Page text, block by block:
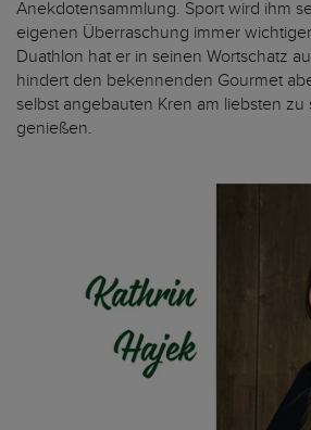
Anekdotensammlung. Sport wird ihm
eigenen Überraschung immer
Duathlon hat er in seinen Wortschatz
hindert den bekennenden Gourmet
selbst angebauten Kren am liebsten zu
genießen.